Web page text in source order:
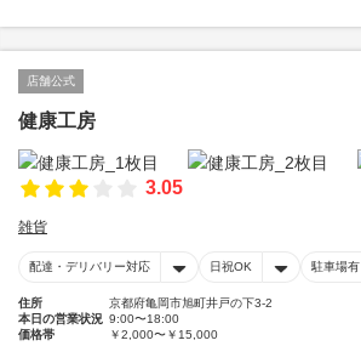
店舗公式
健康工房
3.05
雑貨
配達・デリバリー対応 日祝OK 駐車場有
住所
京都府亀岡市旭町井戸の下3-2
本日の営業状況 9:00〜18:00
価格帯
￥2,000〜￥15,000